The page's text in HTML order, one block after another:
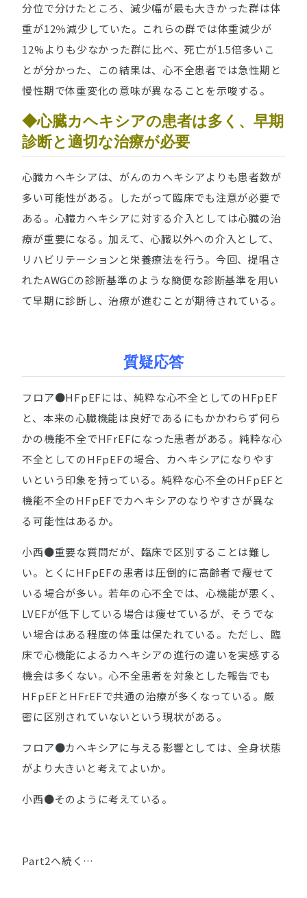
分位で分けたところ、減少幅が最も大きかった群は体
重が12％減少していた。これらの群では体重減少が
12%よりも少なかった群に比べ、死亡が1.5倍多いこ
とが分かった、この結果は、心不全患者では急性期と
慢性期で体重変化の意味が異なることを示唆する。
◆心臓カヘキシアの患者は多く、早期
診断と適切な治療が必要
心臓カヘキシアは、がんのカヘキシアよりも患者数が
多い可能性がある。したがって臨床でも注意が必要で
ある。心臓カヘキシアに対する介入としては心臓の治
療が重要になる。加えて、心臓以外への介入として、
リハビリテーションと栄養療法を行う。今回、提唱さ
れたAWGCの診断基準のような簡便な診断基準を用い
て早期に診断し、治療が進むことが期待されている。
質疑応答
フロア●HFpEFには、純粋な心不全としてのHFpEF
と、本来の心臓機能は良好であるにもかかわらず何ら
かの機能不全でHFrEFになった患者がある。純粋な心
不全としてのHFpEFの場合、カヘキシアになりやす
いという印象を持っている。純粋な心不全のHFpEFと
機能不全のHFpEFでカヘキシアのなりやすさが異な
る可能性はあるか。
小西●重要な質問だが、臨床で区別することは難し
い。とくにHFpEFの患者は圧倒的に高齢者で痩せて
いる場合が多い。若年の心不全では、心機能が悪く、
LVEFが低下している場合は痩せているが、そうでな
い場合はある程度の体重は保たれている。ただし、臨
床で心機能によるカヘキシアの進行の違いを実感する
機会は多くない。心不全患者を対象とした報告でも
HFpEFとHFrEFで共通の治療が多くなっている。厳
密に区別されていないという現状がある。
フロア●カヘキシアに与える影響としては、全身状態
がより大きいと考えてよいか。
小西●そのように考えている。
Part2へ続く…